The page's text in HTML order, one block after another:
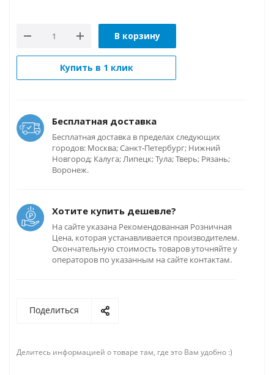
В корзину
Купить в 1 клик
Бесплатная доставка
Бесплатная доставка в пределах следующих
городов: Москва; Санкт-Петербург; Нижний
Новгород; Калуга; Липецк; Тула; Тверь; Рязань;
Воронеж.
Хотите купить дешевле?
На сайте указана Рекомендованная Розничная
Цена, которая устанавливается производителем.
Окончательную стоимость товаров уточняйте у
операторов по указанным на сайте контактам.
Поделиться
Делитесь информацией о товаре там, где это Вам удобно :)